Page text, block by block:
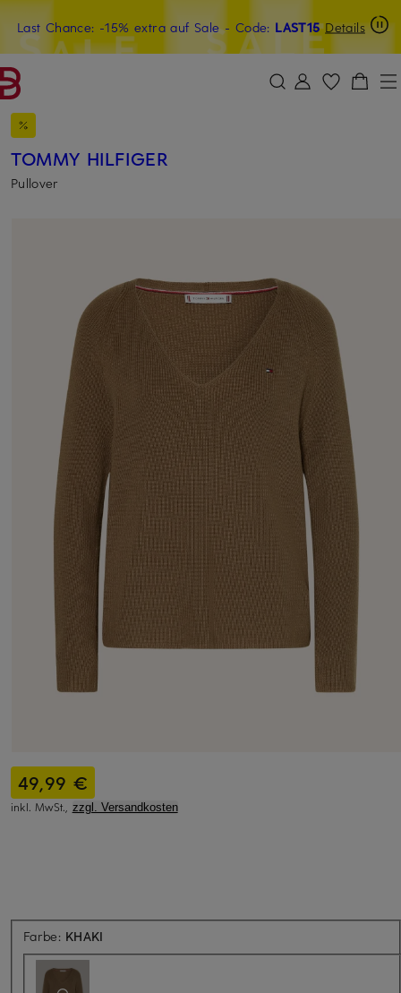
ZUM HAUPTINHALT ÜBERSPRINGEN ZUM SUCHFELD ÜBERSPRINGEN
Last Chance: -15% extra auf Sale- Code: LAST15 Details
20€-Willkommensgutschein mit Beyond sichern
TOMMY HILFIGER
Pullover
49,99 €
inkl. MwSt., zzgl. Versandkosten
Farbe: KHAKI